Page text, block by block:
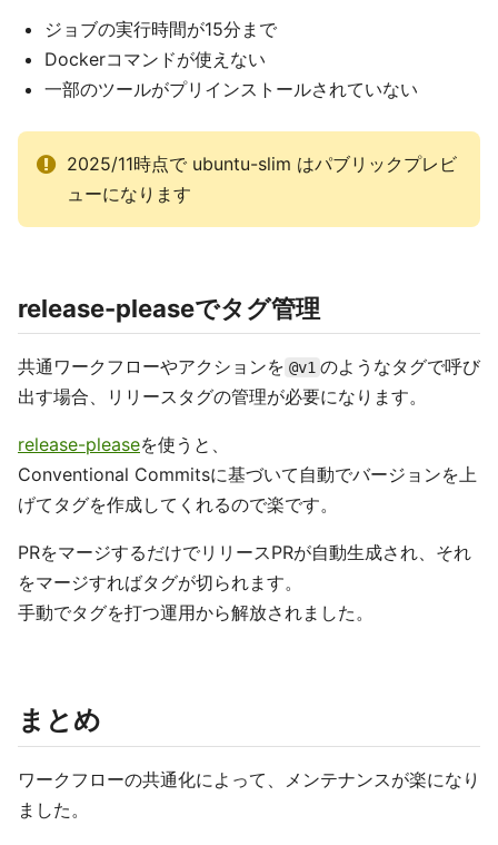
ジョブの実行時間が15分まで
Dockerコマンドが使えない
一部のツールがプリインストールされていない
2025/11時点で ubuntu-slim はパブリックプレビ
ューになります
release-pleaseでタグ管理
共通ワークフローやアクションを @v1 のようなタグで呼び
出す場合、リリースタグの管理が必要になります。
release-pleaseを使うと、
Conventional Commitsに基づいて自動でバージョンを上
げてタグを作成してくれるので楽です。
PRをマージするだけでリリースPRが自動生成され、それ
をマージすればタグが切られます。
手動でタグを打つ運用から解放されました。
まとめ
ワークフローの共通化によって、メンテナンスが楽になり
ました。